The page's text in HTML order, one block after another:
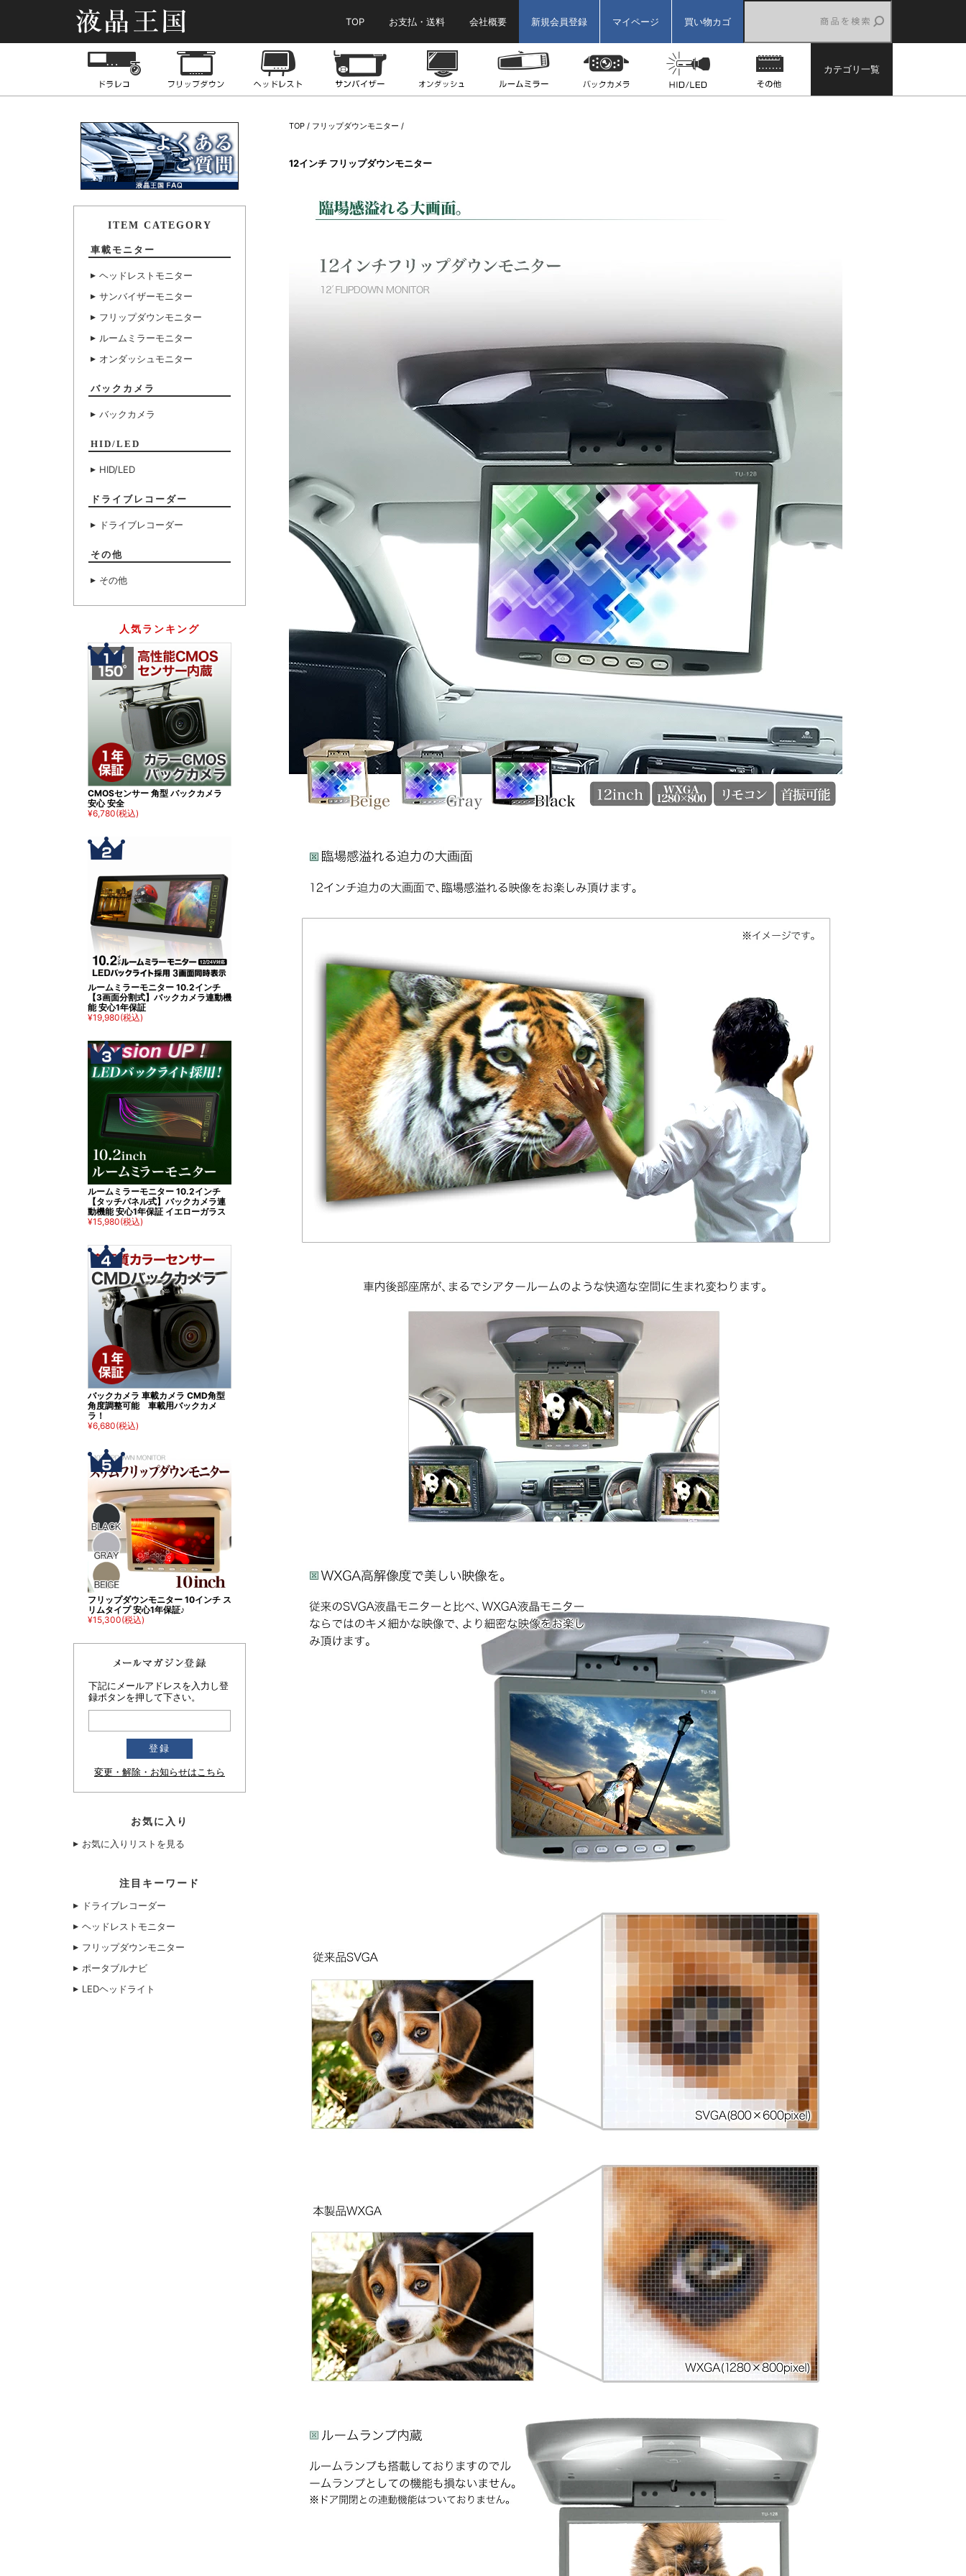
TOP
お支払・送料 会社概要 新規会員登録 マイページ 買い物カゴ
フリップダウンモニターヘッドレストモニターサンバイザーモニターオンダッシュモニタールームミラーモニターバックカメラ HID/LED その他
カテゴリ一覧
TOP フリップダウンモニター
12インチ フリップダウンモニター
ITEM CATEGORY
車載モニター
ヘッドレストモニター
サンバイザーモニター
フリップダウンモニター
ルームミラーモニター
オンダッシュモニター
バックカメラ
バックカメラ
HID/LED
HID/LED
ドライブレコーダー
ドライブレコーダー
その他
その他
人気ランキング
CMOSセンサー 角型 バックカメラ
安心 安全
¥6,780(税込)
ルームミラーモニター 10.2インチ
【3画面分割式】バックカメラ連動機
能 安心1年保証
¥19,980(税込)
ルームミラーモニター 10.2インチ
【タッチパネル式】バックカメラ連
動機能 安心1年保証 イエローガラス
¥15,980(税込)
バックカメラ 車載カメラ CMD角型
角度調整可能 車載用バックカメ
ラ！
¥6,680(税込)
フリップダウンモニター 10インチ ス
リムタイプ 安心1年保証♪
¥15,300(税込)
下記にメールアドレスを入力し登
録ボタンを押して下さい。
変更・解除・お知らせはこちら
お気に入り
お気に入りリストを見る
注目キーワード
ドライブレコーダー
ヘッドレストモニター
フリップダウンモニター
ポータブルナビ
LEDヘッドライト